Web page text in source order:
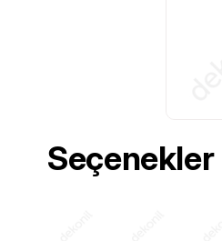
Seçenekler